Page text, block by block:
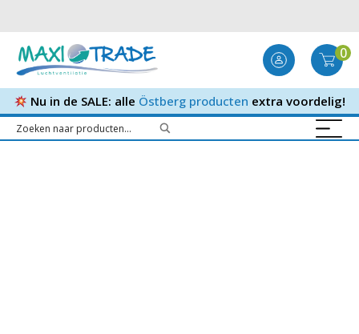
0
Nu in de SALE: alle Östberg producten extra voordelig!